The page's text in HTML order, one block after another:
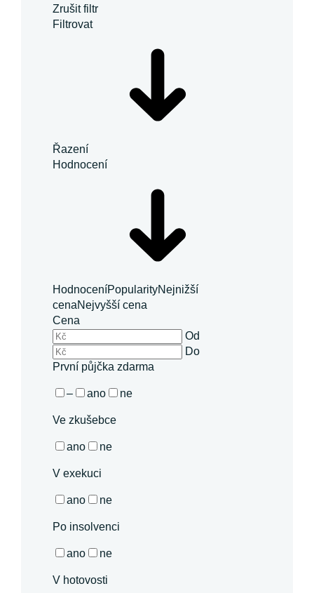
Zrušit filtr
Filtrovat
Řazení
Hodnocení
HodnoceníPopularityNejnižší
cenaNejvyšší cena
Cena
Od
Do
První půjčka zdarma
– ano ne
Ve zkušebce
ano ne
V exekuci
ano ne
Po insolvenci
ano ne
V hotovosti